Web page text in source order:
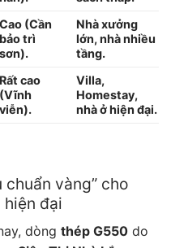
Cao (Cần
bảo trì
sơn).
Nhà xưởng
lớn, nhà nhiều
tầng.
Rất cao
(Vĩnh
viễn).
Villa,
Homestay,
nhà ở hiện đại.
chuẩn vàng” cho
hiện đại
dòng thép G550 do